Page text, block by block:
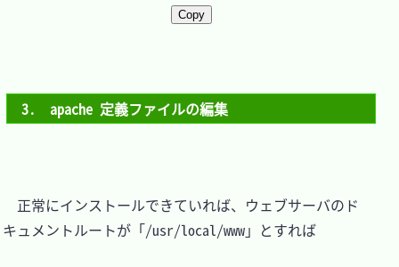
Copy
3.　apache 定義ファイルの編集
正常にインストールできていれば、ウェブサーバのド
キュメントルートが「/usr/local/www」とすれば